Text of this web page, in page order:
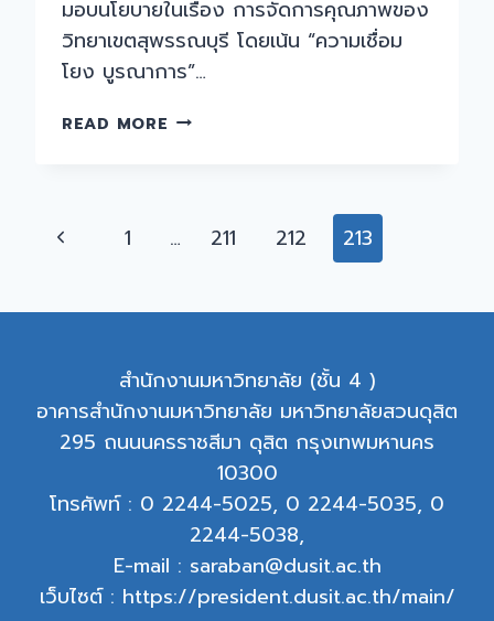
มอบนโยบายในเรื่อง การจัดการคุณภาพของ
วิทยาเขตสุพรรณบุรี โดยเน้น “ความเชื่อม
โยง บูรณาการ”…
READ MORE การ
(สาย
อย่างไร
สวนดุสิต
Page
Previous
1 … 211 212 213
สำนักงานมหาวิทยาลัย (ชั้น 4 )
อาคารสำนักงานมหาวิทยาลัย มหาวิทยาลัยสวนดุสิต
295 ถนนนครราชสีมา ดุสิต กรุงเทพมหานคร
10300
โทรศัพท์ : 0 2244-5025, 0 2244-5035, 0
2244-5038,
E-mail : saraban@dusit.ac.th
เว็บไซต์ : https://president.dusit.ac.th/main/